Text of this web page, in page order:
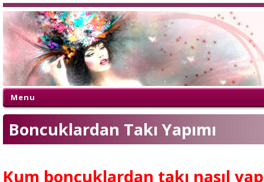
Menu
Boncuklardan Takı Yapımı
Kum boncuklardan takı nasıl